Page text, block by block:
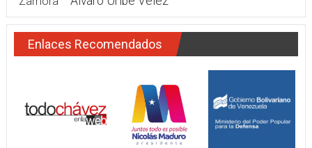
Enlaces Recomendados